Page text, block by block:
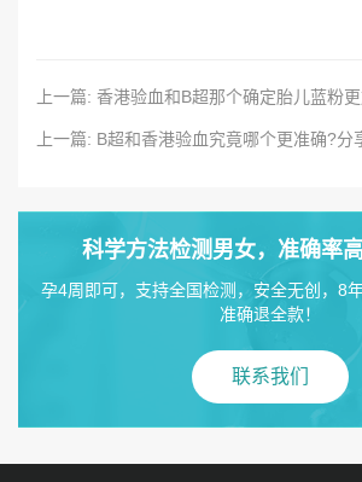
上一篇: 香港验血和B超那个确定胎儿蓝粉更
上一篇: B超和香港验血究竟哪个更准确?分
科学方法检测男女，准确率
孕4周即可，支持全国检测，安全无创，8
准确退全款！
联系我们